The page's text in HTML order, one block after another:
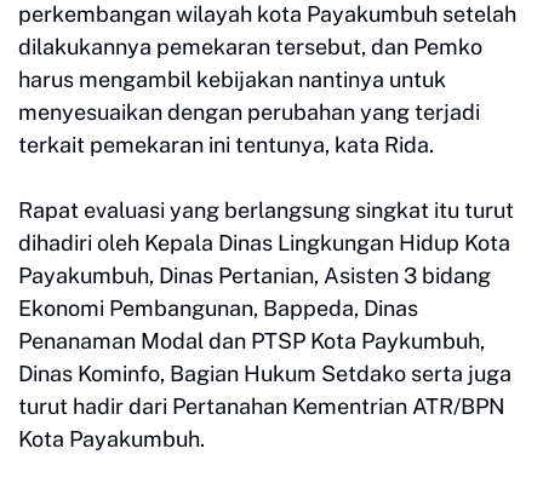
perkembangan wilayah kota Payakumbuh setelah
dilakukannya pemekaran tersebut, dan Pemko
harus mengambil kebijakan nantinya untuk
menyesuaikan dengan perubahan yang terjadi
terkait pemekaran ini tentunya, kata Rida.
Rapat evaluasi yang berlangsung singkat itu turut
dihadiri oleh Kepala Dinas Lingkungan Hidup Kota
Payakumbuh, Dinas Pertanian, Asisten 3 bidang
Ekonomi Pembangunan, Bappeda, Dinas
Penanaman Modal dan PTSP Kota Paykumbuh,
Dinas Kominfo, Bagian Hukum Setdako serta juga
turut hadir dari Pertanahan Kementrian ATR/BPN
Kota Payakumbuh.